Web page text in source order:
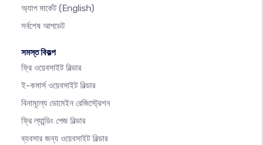
অ্যাপ মার্কেট (English)
সর্বশেষ আপডেট
সমস্ত বিকল্প
ফ্রি ওয়েবসাইট বিল্ডার
ই-কমার্স ওয়েবসাইট বিল্ডার
বিনামূল্যে ডোমেইন রেজিস্ট্রেশন
ফ্রি ল্যান্ডিং পেজ বিল্ডার
ব্যবসার জন্য ওয়েবসাইট বিল্ডার